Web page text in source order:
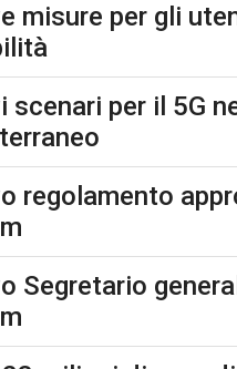
misure per gli
scenari per il 5G
regolamento
Segretario